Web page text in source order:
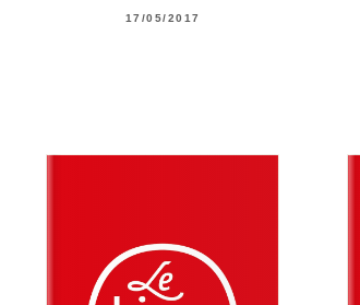
17/05/2017